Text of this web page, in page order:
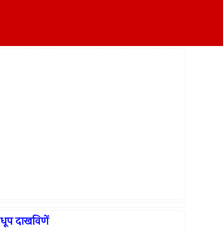
धूप दाखविणें